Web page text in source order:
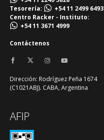
Tesorería:
+54 11 2499 6493
Centro Racker - Instituto:
+54 11 3671 4999
Contáctenos
Dirección: Rodríguez Peña 1674
(C1021ABJ). CABA, Argentina
AFIP